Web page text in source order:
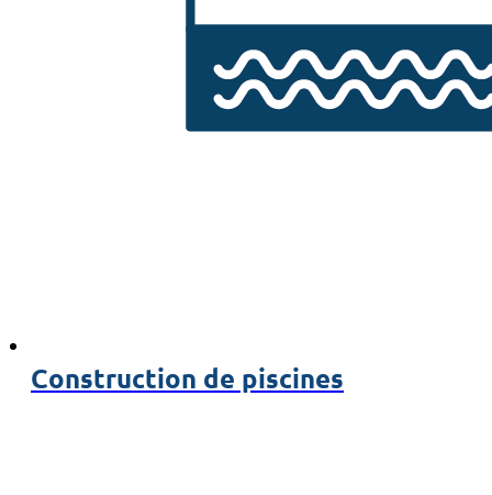
Construction de piscines